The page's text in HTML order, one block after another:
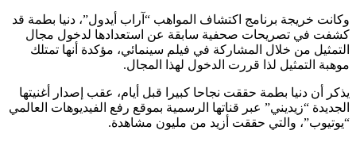
وكانت خريجة برنامج اكتشاف المواهب “آراب أيدول”، دنيا بطمة قد
كشفت في تصريحات صحفية سابقة عن استعدادها لدخول مجال
التمثيل من خلال المشاركة في فيلم سينمائي، مؤكدة أنها تمتلك
موهبة التمثيل لذا قررت الدخول لهذا المجال.
يذكر أن دنيا بطمة حققت نجاحا كبيرا قبل أيام، عقب إصدار أغنيتها
الجديدة “زيديني” عبر قناتها الرسمية بموقع رفع الفيديوهات العالمي
“يوتيوب”، والتي حققت أزيد من مليون مشاهدة.